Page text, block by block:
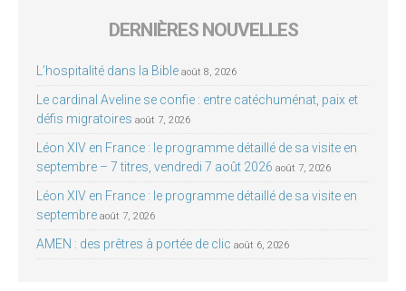
DERNIÈRES NOUVELLES
L’hospitalité dans la Bible août 8, 2026
Le cardinal Aveline se confie : entre catéchuménat, paix et
défis migratoires août 7, 2026
Léon XIV en France : le programme détaillé de sa visite en
septembre – 7 titres, vendredi 7 août 2026 août 7, 2026
Léon XIV en France : le programme détaillé de sa visite en
septembre août 7, 2026
AMEN : des prêtres à portée de clic août 6, 2026